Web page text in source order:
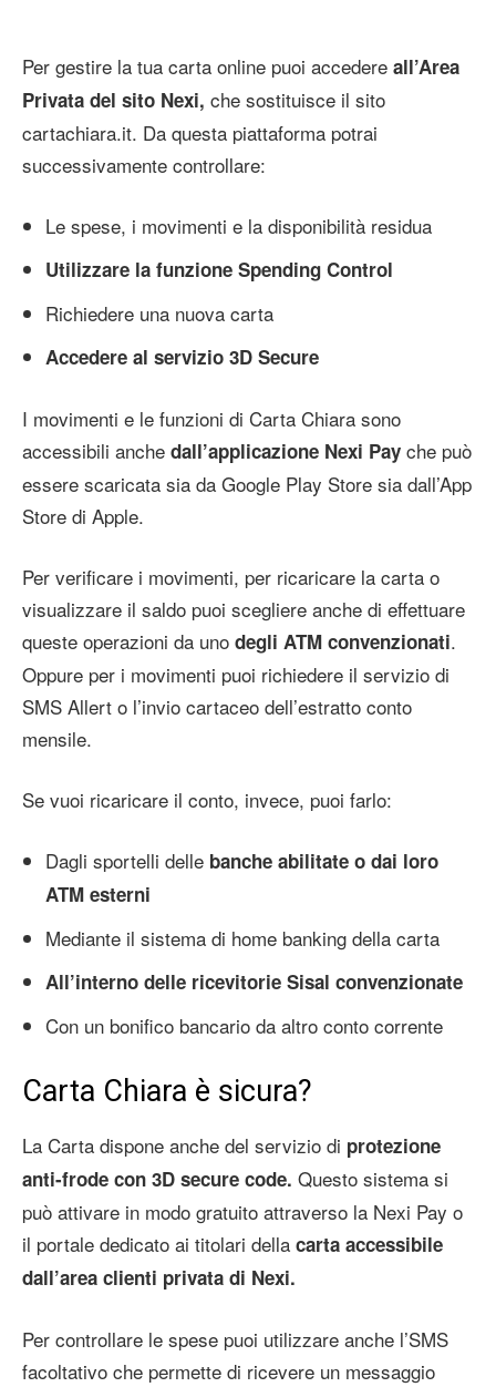
Per gestire la tua carta online puoi accedere all’Area
Privata del sito Nexi, che sostituisce il sito
cartachiara.it. Da questa piattaforma potrai
successivamente controllare:
Le spese, i movimenti e la disponibilità residua
Utilizzare la funzione Spending Control
Richiedere una nuova carta
Accedere al servizio 3D Secure
I movimenti e le funzioni di Carta Chiara sono
accessibili anche dall’applicazione Nexi Pay che può
essere scaricata sia da Google Play Store sia dall’App
Store di Apple.
Per verificare i movimenti, per ricaricare la carta o
visualizzare il saldo puoi scegliere anche di effettuare
queste operazioni da uno degli ATM convenzionati.
Oppure per i movimenti puoi richiedere il servizio di
SMS Allert o l’invio cartaceo dell’estratto conto
mensile.
Se vuoi ricaricare il conto, invece, puoi farlo:
Dagli sportelli delle banche abilitate o dai loro
ATM esterni
Mediante il sistema di home banking della carta
All’interno delle ricevitorie Sisal convenzionate
Con un bonifico bancario da altro conto corrente
Carta Chiara è sicura?
La Carta dispone anche del servizio di protezione
anti-frode con 3D secure code. Questo sistema si
può attivare in modo gratuito attraverso la Nexi Pay o
il portale dedicato ai titolari della carta accessibile
dall’area clienti privata di Nexi.
Per controllare le spese puoi utilizzare anche l’SMS
facoltativo che permette di ricevere un messaggio